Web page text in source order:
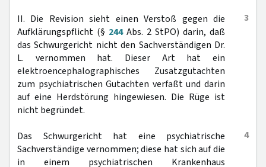
3
II. Die Revision sieht einen Verstoß gegen die
Aufklärungspflicht (§ 244Abs. 2 StPO) darin, daß
das Schwurgericht nicht den Sachverständigen Dr.
L. vernommen hat. Dieser Art hat ein
elektroencephalographisches Zusatzgutachten
zum psychiatrischen Gutachten verfaßt und darin
auf eine Herdstörung hingewiesen. Die Rüge ist
nicht begründet.
4
Das Schwurgericht hat eine psychiatrische
Sachverständige vernommen; diese hat sich auf die
in einem psychiatrischen Krankenhaus